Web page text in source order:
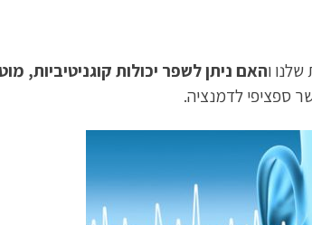
והאם ניתן לשפר יכולות קוגניטיביות,
ספציפי לדמנציה.